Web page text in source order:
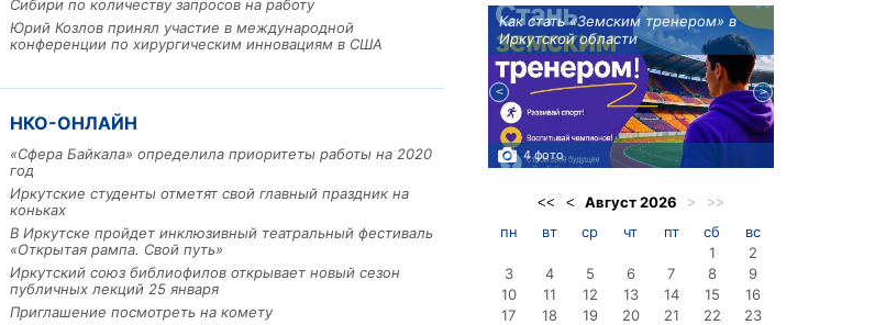
Сибири по количеству запросов на работу
Юрий Козлов принял участие в международной
конференции по хирургическим инновациям в США
НКО-ОНЛАЙН
«Сфера Байкала» определила приоритеты работы на 2020
год
Иркутские студенты отметят свой главный праздник на
коньках
В Иркутске пройдет инклюзивный театральный фестиваль
«Открытая рампа. Свой путь»
Иркутский союз библиофилов открывает новый сезон
публичных лекций 25 января
Приглашение посмотреть на комету
Льготный заём в 9 миллионов
рублей получит
машиностроительное предприятие
3 фото
Как стать «Земским тренером» в
Иркутской области
4 фото
<< < Август2026 > >>
пн вт ср чт пт сб
вс
1
2
3
4 5 6 7 8
9
10
11 12 13 14 15
16
17
18 19 20 21 22 23